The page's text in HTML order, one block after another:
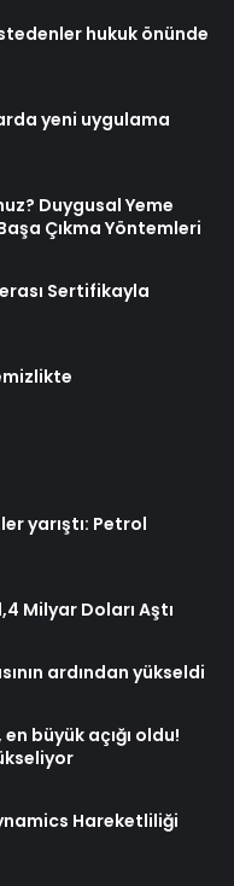
hukuk önünde
yeni uygulama
Duygusal Yeme
Çıkma Yöntemleri
Sertifikayla
yarıştı: Petrol
Milyar Doları Aştı
ardından yükseldi
büyük açığı oldu!
Hareketliliği